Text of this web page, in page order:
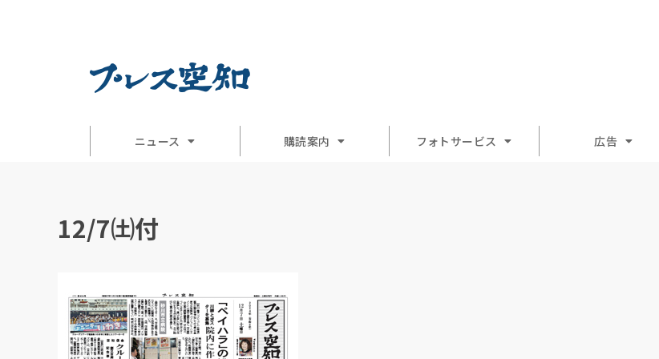
ニュース 購読案内 フォトサービス 広告
12/7㈯付